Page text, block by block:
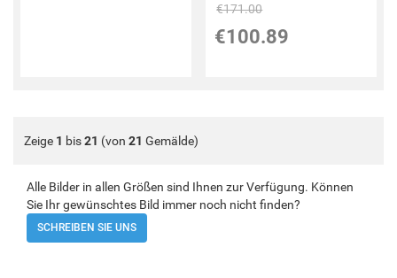
€171.00
€100.89
Zeige 1 bis21 (von 21 Gemälde)
Alle Bilder in allen Größen sind Ihnen zur Verfügung. Können
Sie Ihr gewünschtes Bild immer noch nicht finden?
SCHREIBEN SIE UNS